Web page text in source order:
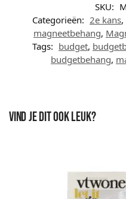
SKU:
Categorieën: 2e kans,
magneetbehang,
Tags: budget,
budgetbehang,
Vind je dit ook leuk?